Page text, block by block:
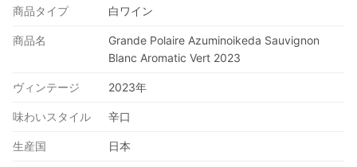
商品タイプ 白ワイン
商品名
Grande Polaire Azuminoikeda Sauvignon
Blanc Aromatic Vert 2023
ヴィンテージ 2023年
味わいスタイル 辛口
生産国 日本